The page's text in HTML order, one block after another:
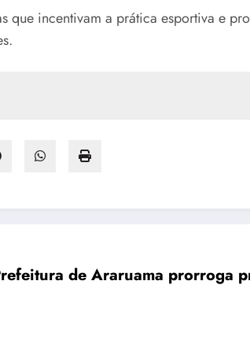
que incentivam a prática esportiva e
de Araruama prorroga